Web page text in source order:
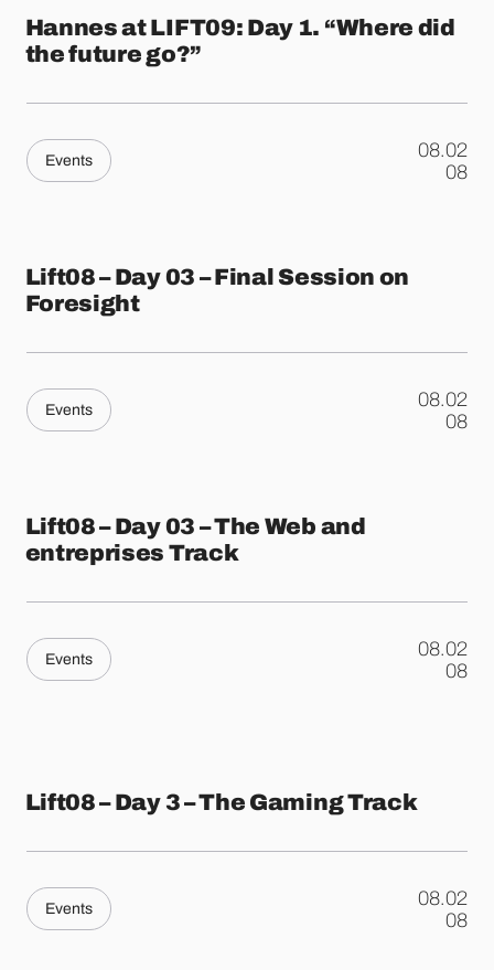
Hannes at LIFT09: Day 1. “Where did
the future go?”
Events
08.02
.08
Lift08 – Day 03 – Final Session on
Foresight
Events
08.02
.08
Lift08 – Day 03 – The Web and
entreprises Track
Events
08.02
.08
Lift08 – Day 3 – The Gaming Track
Events
08.02
.08